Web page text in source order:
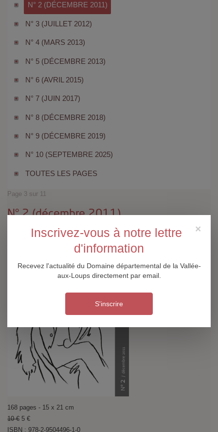
×
Inscrivez-vous à notre lettre
d'information
Recevez l'actualité du Domaine départemental de la Vallée-
aux-Loups directement par email.
S'inscrire
N° 2 (DÉCEMBRE 2011)
N° 3 (JUILLET 2012)
N° 4 (MARS 2013)
N° 5 (DÉCEMBRE 2013)
N° 6 (AVRIL 2015)
N° 7 (JUIN 2017)
N° 8 (DÉCEMBRE 2018)
N° 9 (DÉCEMBRE 2019)
N° 10 (SEPTEMBRE 2025)
TOUTES LES PAGES
Page 3 sur 11
N° 2 (décembre 2011)
168 pages - 15 x 21 cm
10 € 5 €
ISBN : 978-2-9504496-1-0